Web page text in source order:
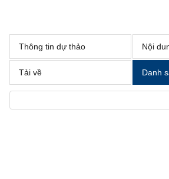
Thông tin dự thảo Nội
Tải về Danh